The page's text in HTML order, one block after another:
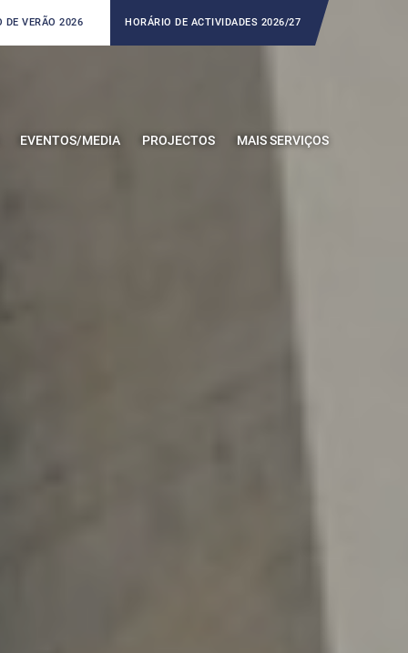
DE VERÃO 2026 HORÁRIO DE ACTIVIDADES 2026/27
EVENTOS/MEDIA PROJECTOS MAIS SERVIÇOS